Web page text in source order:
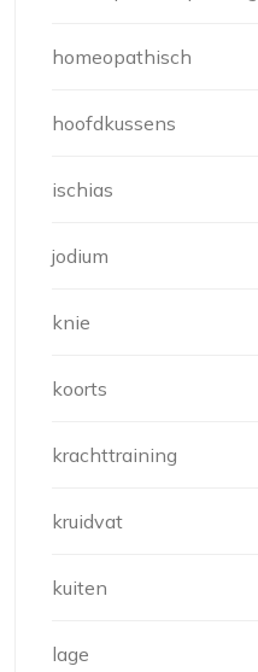
homeopathisch
hoofdkussens
ischias
jodium
knie
koorts
krachttraining
kruidvat
kuiten
lage